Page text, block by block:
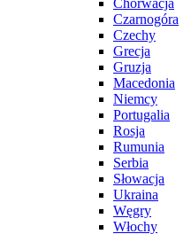
Chorwacja
Czarnogóra
Czechy
Grecja
Gruzja
Macedonia
Niemcy
Portugalia
Rosja
Rumunia
Serbia
Słowacja
Ukraina
Węgry
Włochy